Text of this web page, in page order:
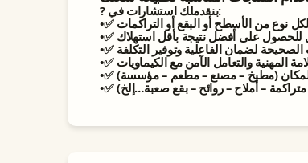
? بنقدملك استشارات في:
– أملاح – روائح – بقع صعبة…إلخ)